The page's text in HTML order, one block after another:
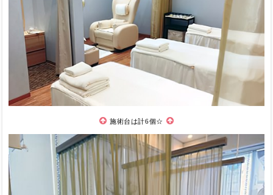
施術台は計6個☆